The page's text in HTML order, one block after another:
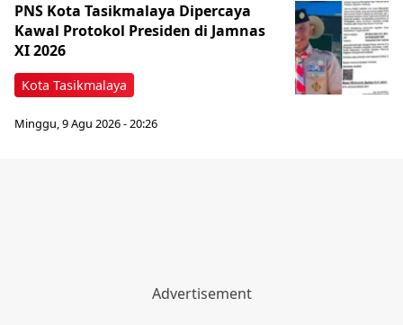
Kota Tasikmalaya
PNS Kota Tasikmalaya Dipercaya
Kawal Protokol Presiden di Jamnas
XI 2026
Minggu, 9 Agu 2026 - 20:26